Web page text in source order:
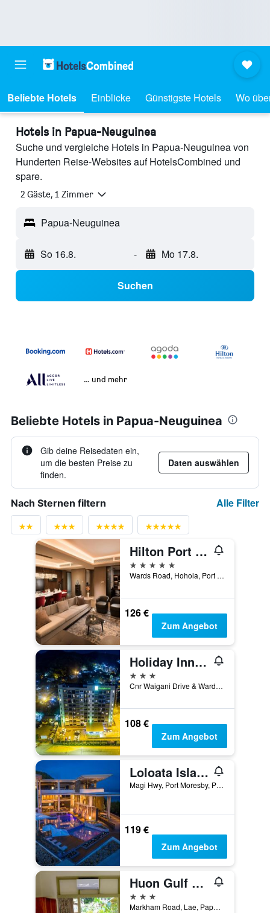
Beliebte Hotels Einblicke Günstigste Hotels Wo
Hotels in Papua-Neuguinea
Suche und vergleiche Hotels in Papua-Neuguinea von
Hunderten Reise-Websites auf HotelsCombined und
spare.
2 Gäste, 1 Zimmer
Papua-Neuguinea
So 16.8. - Mo 17.8.
Suchen
… und mehr
Beliebte Hotels in Papua-Neuguinea
Gib deine Reisedaten ein,
um die besten Preise zu
finden.
Daten auswählen
Nach Sternen filtern Alle Filter
Hilton Port Moresby Hotel & Residences
5 Sterne
Wards Road, Hohola, Port Moresby, Papua-Neuguinea
126 €
Zum Angebot
Holiday Inn Port Moresby By IHG
3 Sterne
Cnr Waigani Drive & Wards Road Boroko, Port Moresby, Papua-Neuguinea
108 €
Zum Angebot
Loloata Island Resort
Magi Hwy, Port Moresby, Papua-Neuguinea
119 €
Zum Angebot
Huon Gulf Hotel
3 Sterne
Markham Road, Lae, Papua-Neuguinea